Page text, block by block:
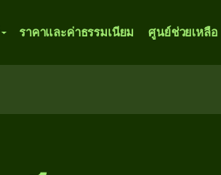
ราคาและค่าธรรมเนียม ศูนย์ช่วยเหลือ